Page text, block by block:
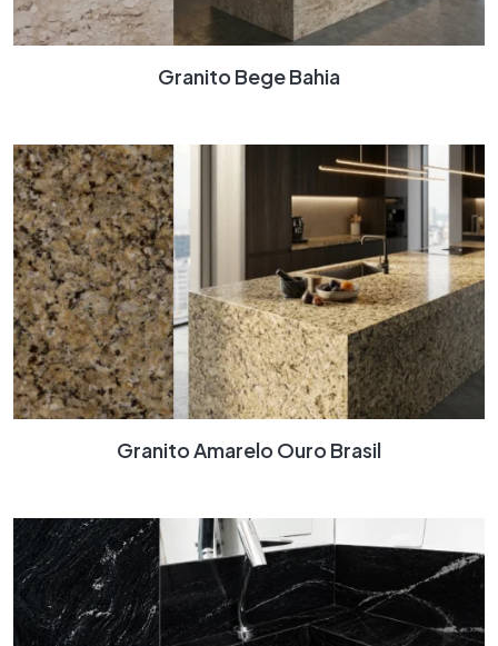
Granito Bege Bahia
Granito Amarelo Ouro Brasil